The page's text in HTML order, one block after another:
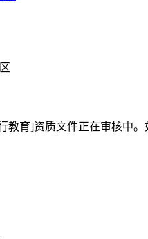
教育]资质文件正在审核中